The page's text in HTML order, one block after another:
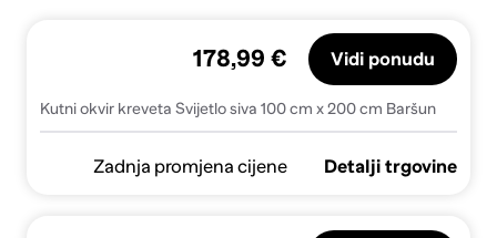
Kutni okvir kreveta Svijetlo siva 100 cm x 200 cm Baršun
178,99 € Vidi ponudu
Zadnja promjena cijene Detalji trgovine